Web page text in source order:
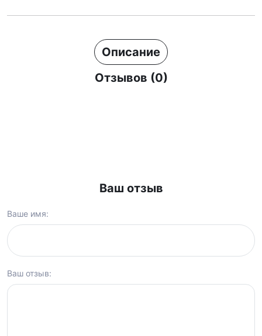
Описание
Отзывов (0)
Ваш отзыв
Ваше имя:
Ваш отзыв: